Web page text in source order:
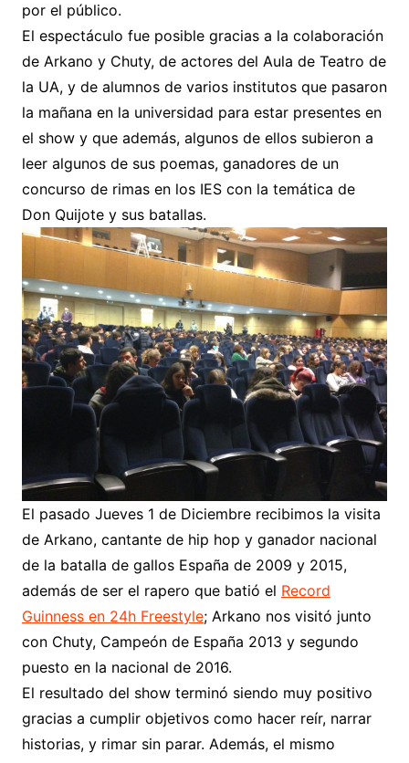
por el público.
El espectáculo fue posible gracias a la colaboración
de Arkano y Chuty, de actores del Aula de Teatro de
la UA, y de alumnos de varios institutos que pasaron
la mañana en la universidad para estar presentes en
el show y que además, algunos de ellos subieron a
leer algunos de sus poemas, ganadores de un
concurso de rimas en los IES con la temática de
Don Quijote y sus batallas.
El pasado Jueves 1 de Diciembre recibimos la visita
de Arkano, cantante de hip hop y ganador nacional
de la batalla de gallos España de 2009 y 2015,
además de ser el rapero que batió el Record
Guinness en 24h Freestyle; Arkano nos visitó junto
con Chuty, Campeón de España 2013 y segundo
puesto en la nacional de 2016.
El resultado del show terminó siendo muy positivo
gracias a cumplir objetivos como hacer reír, narrar
historias, y rimar sin parar. Además, el mismo